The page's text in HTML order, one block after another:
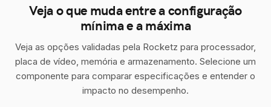
Veja o que muda entre a configuração
mínima e a máxima
Veja as opções validadas pela Rocketz para processador,
placa de vídeo, memória e armazenamento. Selecione um
componente para comparar especificações e entender o
impacto no desempenho.